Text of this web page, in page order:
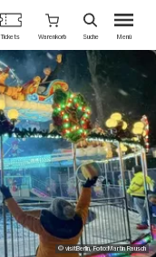
Menü
Tickets Warenkorb Suche
© visitBerlin, Foto:Martin Rausch